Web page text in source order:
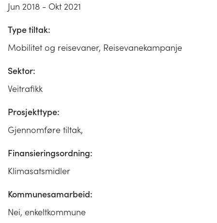
Jun 2018 - Okt 2021
Type tiltak:
Mobilitet og reisevaner, Reisevanekampanje
Sektor:
Veitrafikk
Prosjekttype:
Gjennomføre tiltak,
Finansieringsordning:
Klimasatsmidler
Kommunesamarbeid:
Nei, enkeltkommune